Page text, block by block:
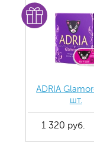
ADRIA
шт.
1 320 руб.